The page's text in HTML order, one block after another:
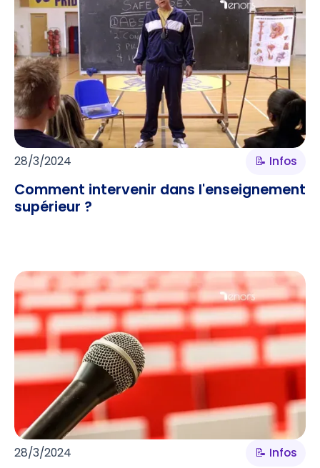
28/3/2024 📝 Infos
Comment intervenir dans l'enseignement
supérieur ?
28/3/2024 📝 Infos